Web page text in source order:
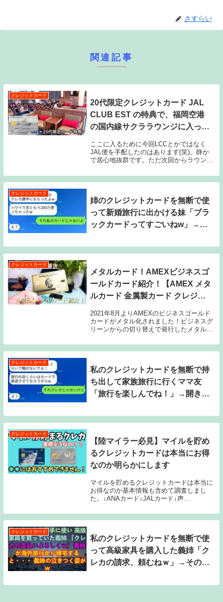
さすらい
関連記事
クレジットカード
20代限定クレジットカード JAL
CLUB EST の特典で、福岡空港
の国内線サクララウンジに入って
ここに入るために今回LCCとかではなく
JAL便を手配したのはあります(笑)。静か
で居心地抜群です。ただ次回からラウンジ
いような撮影と編集でやっていこうかなぁ
と思いました。JAL CLUB EST特典・J...
クレジットカード
姉のクレジットカードを無断で使
って新婚旅行に出かける妹「ブラ
ックカードってすごいねw」→ウ
の持ち主を伝えた時の反応が
クレジットカード
メタルカード！AMEXビジネスゴ
ールドカード紹介！【AMEX メタ
ルカード 金属製カード クレジッ
2021年8月よりAMEXのビジネスゴールド
カードがメタル化されました！ビジネスグ
リーンからの切り替えで発行したメタルカ
ルド↓過去動画AMEX グリーン ビジネスカ
ード！ 会社員でも発行出来ます！個人...
クレジットカード
私のクレジットカードを無断で持
ち出して家族旅行に行くママ友
「旅行を楽しんでね！」→開き直
真実を伝えた時の反応が面白い
クレジットカード
【陸マイラー必見】マイルを貯め
るクレジットカードは本当にお得
なのか明らかにします
マイルを貯めるクレジットカードは本当に
お得なのか基本情報も含めて調査しまし
た。↓ANAカード↓JALカード↓声
クレジットカード
私のクレジットカードを無断で使
って高級家具を購入した義姉「ク
レカの請求、頼むねｗ」→その
泣きついている姿が面白かったw